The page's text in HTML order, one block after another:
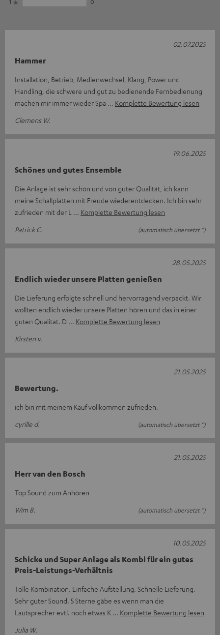
Hammer
Installation, Betrieb, Medienwechsel, Klang, Power und
Handling, die schwere und gut zu bedienende Fernbedienung
machen mir immer wieder Spa
Komplette Bewertung lesen
Clemens W.
02.07.2025
Schönes und gutes Ensemble
Die Anlage ist sehr schön und von guter Qualität, ich kann
meine Schallplatten mit Freude wiederentdecken. Ich bin sehr
zufrieden mit der L
Komplette Bewertung lesen
Patrick C.
(automatisch übersetzt *)
19.06.2025
Endlich wieder unsere Platten genießen
Die Lieferung erfolgte schnell und hervorragend verpackt. Wir
wollten endlich wieder unsere Platten hören und das in einer
guten Qualität. D
Komplette Bewertung lesen
Kirsten v.
28.05.2025
Bewertung.
ich bin mit meinem Kauf vollkommen zufrieden.
cyrille d.
(automatisch übersetzt *)
21.05.2025
Herr van den Bosch
Top Sound zum Anhören
Wim B.
(automatisch übersetzt *)
21.05.2025
Schicke und Super Anlage als Kombi für ein gutes
Preis-Leistungs-Verhältnis
Tolle Kombination. Einfache Aufstellung. Schnelle Lieferung.
Sehr guter Sound. 5 Sterne gäbe es wenn man die
Lautsprecher evtl. noch etwas K
Komplette Bewertung lesen
Julia W.
10.05.2025